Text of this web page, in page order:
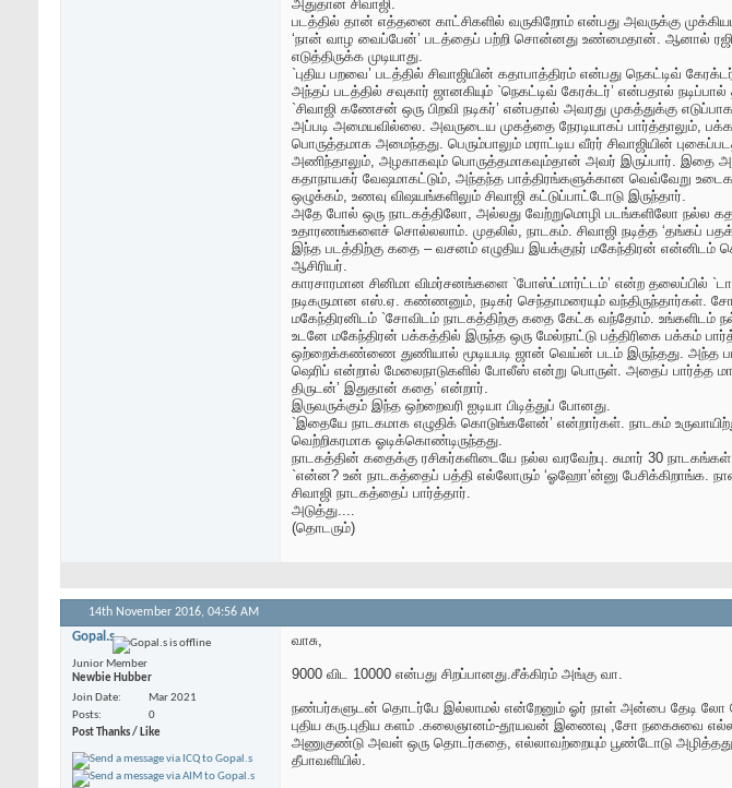
அதுதான் சிவாஜி.
படத்தில் தான் எத்தனை காட்சிகளில் வருகிறோம் என்பது அவருக்கு
‘நான் வாழ வைப்பேன்’ படத்தைப் பற்றி சொன்னது உண்மைதான். ஆனால்
எடுத்திருக்க முடியாது.
`புதிய பறவை’ படத்தில் சிவாஜியின் கதாபாத்திரம் என்பது நெகட்டிவ்
அந்தப் படத்தில் சவுகார் ஜானகியும் `நெகட்டிவ் கேரக்டர்’ என்பதால்
`சிவாஜி கணேசன் ஒரு பிறவி நடிகர்’ என்பதால் அவரது முகத்துக்கு
அப்படி அமையவில்லை. அவருடைய முகத்தை நேரடியாகப் பார்த்தாலும்,
பொருத்தமாக அமைந்தது. பெரும்பாலும் மராட்டிய வீரர் சிவாஜியின்
அணிந்தாலும், அழகாகவும் பொருத்தமாகவும்தான் அவர் இருப்பார். இதை
கதாநாயகர் வேஷமாகட்டும், அந்தந்த பாத்திரங்களுக்கான வெவ்வேறு
ஒழுக்கம், உணவு விஷயங்களிலும் சிவாஜி கட்டுப்பாட்டோடு இருந்தார்.
அதே போல் ஒரு நாடகத்திலோ, அல்லது வேற்றுமொழி படங்களிலோ நல்ல
உதாரணங்களைச் சொல்லலாம். முதலில், நாடகம். சிவாஜி நடித்த ‘தங்கப்
இந்த படத்திற்கு கதை – வசனம் எழுதிய இயக்குநர் மகேந்திரன் என்னிடம்
ஆசிரியர்.
காரசாரமான சினிமா விமர்சனங்களை `போஸ்ட்மார்ட்டம்’ என்ற தலைப்பில்
நடிகருமான எஸ்.ஏ. கண்ணனும், நடிகர் செந்தாமரையும்
மகேந்திரனிடம் `சோவிடம் நாடகத்திற்கு கதை கேட்க வந்தோம்.
உடனே மகேந்திரன் பக்கத்தில் இருந்த ஒரு மேல்நாட்டு பத்திரிகை பக்கம்
ஒற்றைக்கண்ணை துணியால் மூடியபடி ஜான் வெய்ன் படம் இருந்தது. அந்த
ஷெரிப் என்றால் மேலைநாடுகளில் போலீஸ் என்று பொருள். அதைப் பார்த்த
திருடன்’ இதுதான் கதை’ என்றார்.
இருவருக்கும் இந்த ஒற்றைவரி ஐடியா பிடித்துப் போனது.
`இதையே நாடகமாக எழுதிக் கொடுங்களேன்’ என்றார்கள். நாடகம்
வெற்றிகரமாக ஓடிக்கொண்டிருந்தது.
நாடகத்தின் கதைக்கு ரசிகர்களிடையே நல்ல வரவேற்பு. சுமார் 30
`என்ன? உன் நாடகத்தைப் பத்தி எல்லோரும் ‘ஓஹோ’ன்னு பேசிக்கிறாங்க.
சிவாஜி நாடகத்தைப் பார்த்தார்.
அடுத்து....
(தொடரும்)
14th November 2016, 04:56 AM
Gopal.s
Junior Member
Newbie Hubber
Join Date
Mar 2021
Posts
0
Post Thanks / Like
வாசு,
9000 விட 10000 என்பது சிறப்பானது.சீக்கிரம் அங்கு வா.
நண்பர்களுடன் தொடர்பே இல்லாமல் என்றேனும் ஓர் நாள் அன்பை தேடி
புதிய கரு.புதிய களம் .கலைஞானம்-தூயவன் இணைவு ,சோ நகைசுவை
அணுகுண்டு அவள் ஒரு தொடர்கதை, எல்லாவற்றையும் பூண்டோடு அழித்தது
தீபாவளியில்.